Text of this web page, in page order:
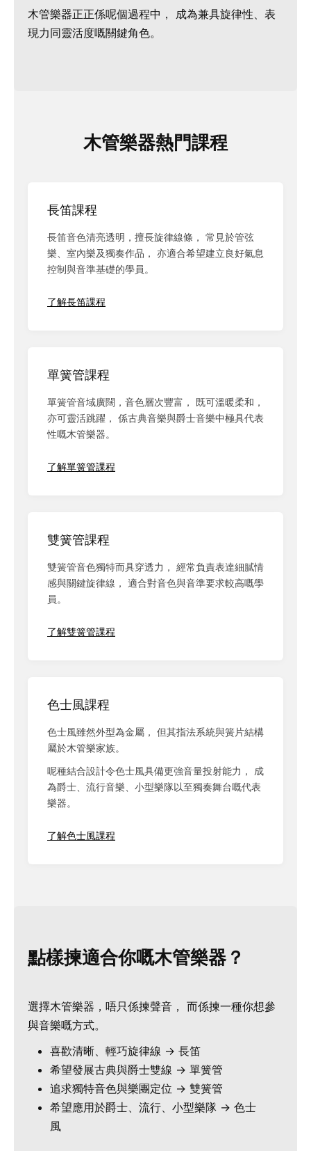
木管樂器正正係呢個過程中， 成為兼具旋律性、表
現力同靈活度嘅關鍵角色。
木管樂器熱門課程
長笛課程
長笛音色清亮透明，擅長旋律線條， 常見於管弦
樂、室內樂及獨奏作品， 亦適合希望建立良好氣息
控制與音準基礎的學員。
了解長笛課程
單簧管課程
單簧管音域廣闊，音色層次豐富， 既可溫暖柔和，
亦可靈活跳躍， 係古典音樂與爵士音樂中極具代表
性嘅木管樂器。
了解單簧管課程
雙簧管課程
雙簧管音色獨特而具穿透力， 經常負責表達細膩情
感與關鍵旋律線， 適合對音色與音準要求較高嘅學
員。
了解雙簧管課程
色士風課程
色士風雖然外型為金屬， 但其指法系統與簧片結構
屬於木管樂家族。
呢種結合設計令色士風具備更強音量投射能力， 成
為爵士、流行音樂、小型樂隊以至獨奏舞台嘅代表
樂器。
了解色士風課程
點樣揀適合你嘅木管樂器？
選擇木管樂器，唔只係揀聲音， 而係揀一種你想參
與音樂嘅方式。
喜歡清晰、輕巧旋律線 → 長笛
希望發展古典與爵士雙線 → 單簧管
追求獨特音色與樂團定位 → 雙簧管
希望應用於爵士、流行、小型樂隊 → 色士
風